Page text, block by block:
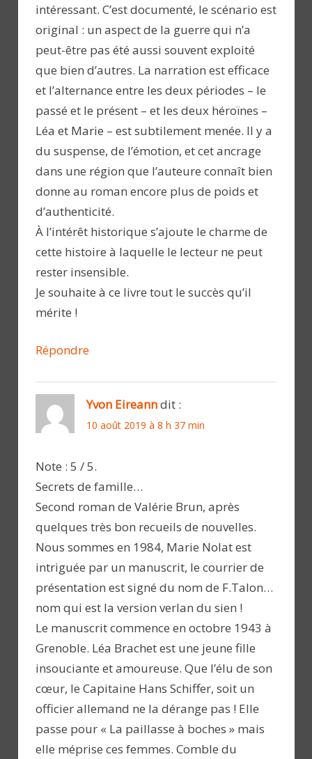
intéressant. C’est documenté, le scénario est
original : un aspect de la guerre qui n’a
peut-être pas été aussi souvent exploité
que bien d’autres. La narration est efficace
et l’alternance entre les deux périodes – le
passé et le présent – et les deux héroïnes –
Léa et Marie – est subtilement menée. Il y a
du suspense, de l’émotion, et cet ancrage
dans une région que l’auteure connaît bien
donne au roman encore plus de poids et
d’authenticité.
À l’intérêt historique s’ajoute le charme de
cette histoire à laquelle le lecteur ne peut
rester insensible.
Je souhaite à ce livre tout le succès qu’il
mérite !
Répondre
Yvon Eireanndit :
10 août 2019 à 8 h 37 min
Note : 5 / 5.
Secrets de famille…
Second roman de Valérie Brun, après
quelques très bon recueils de nouvelles.
Nous sommes en 1984, Marie Nolat est
intriguée par un manuscrit, le courrier de
présentation est signé du nom de F.Talon…
nom qui est la version verlan du sien !
Le manuscrit commence en octobre 1943 à
Grenoble. Léa Brachet est une jeune fille
insouciante et amoureuse. Que l’élu de son
cœur, le Capitaine Hans Schiffer, soit un
officier allemand ne la dérange pas ! Elle
passe pour « La paillasse à boches » mais
elle méprise ces femmes. Comble du